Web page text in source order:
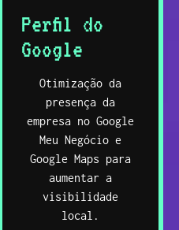
Perfil do
Google
Otimização da
presença da
empresa no Google
Meu Negócio e
Google Maps para
aumentar a
visibilidade
local.